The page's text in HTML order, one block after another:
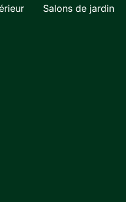
Salons de jardin